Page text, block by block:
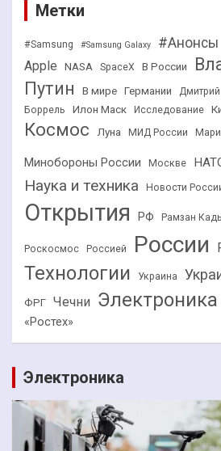
Метки
#Samsung #Samsung Galaxy #Анонсы
Apple NASA SpaceX В России
Путин
В мире Германии
Боррель
Илон Маск Исследование
Космос Луна МИД России
Минобороны России Москве
Наука и техника Новости
Открытия РФ Рамзан
Роскосмос Россией России
Технологии Украина
ФРГ Чечни Электроника
«Ростех»
Электроника